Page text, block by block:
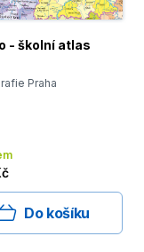
- školní atlas
Praha
Do košíku